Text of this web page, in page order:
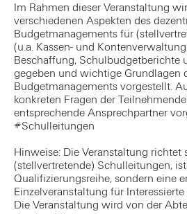
Im Rahmen dieser Veranstaltung
verschiedenen Aspekten des
Budgetmanagements für
(u.a. Kassen- und
Beschaffung, Schulbudgetberichte
gegeben und wichtige Grundlagen
Budgetmanagements vorgestellt.
konkreten Fragen der
entsprechende Ansprechpartner
#Schulleitungen
Hinweise: Die Veranstaltung richtet
(stellvertretende) Schulleitungen,
Qualifizierungsreihe, sondern eine
Einzelveranstaltung für
Die Veranstaltung wird von der